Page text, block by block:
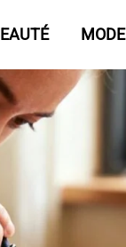
MODE